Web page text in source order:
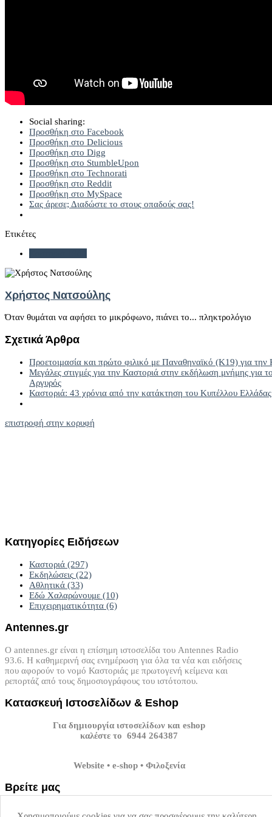
Social sharing:
Προσθήκη στο Facebook
Προσθήκη στο Delicious
Προσθήκη στο Digg
Προσθήκη στο StumbleUpon
Προσθήκη στο Technorati
Προσθήκη στο Reddit
Προσθήκη στο MySpace
Σας άρεσε; Διαδώστε το στους οπαδούς σας!
Ετικέτες
Χρήστος Νατσούλης
Όταν θυμάται να αφήσει το μικρόφωνο, πιάνει το... πληκτρολόγιο
Σχετικά Άρθρα
Προετοιμασία και πρώτο φιλικό με Παναθηναϊκό (Κ19) για
Μεγάλες στιγμές για την Καστοριά στην εκδήλωση μνήμης
Αργυρός
Καστοριά: 43 χρόνια από την κατάκτηση του Κυπέλλου Ελλάδας
επιστροφή στην κορυφή
Κατηγορίες Ειδήσεων
Καστοριά (297)
Εκδηλώσεις (22)
Αθλητικά (33)
Εδώ Χαλαρώνουμε (10)
Επιχειρηματικότητα (6)
Antennes.gr
Ο antennes.gr είναι η επίσημη ιστοσελίδα του Antennes Radio
93.6. Η καθημερινή σας ενημέρωση για όλα τα νέα και ειδήσεις
που αφορούν το νομό Καστοριάς με πρωτογενή κείμενα και
ρεπορτάζ από τους δημοσιογράφους του ιστότοπου.
Κατασκευή Ιστοσελίδων & Eshop
Για δημιουργία ιστοσελίδων και eshop
καλέστε το 6944 264387
Website • e-shop • Φιλοξενία
Βρείτε μας